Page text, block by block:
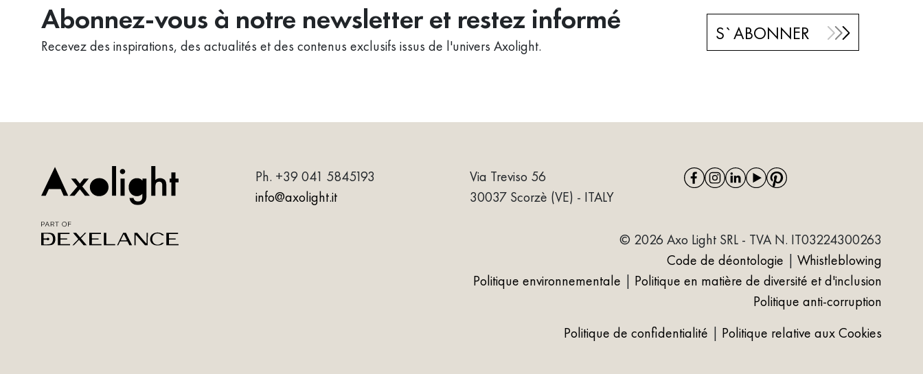
Abonnez-vous à notre newsletter et restez informé
Recevez des inspirations, des actualités et des contenus exclusifs issus de l'univers Axolight.
S`ABONNER
Ph. +39 041 5845193
info@axolight.it
Via Treviso 56
30037 Scorzè (VE) - ITALY
© 2026 Axo Light SRL - TVA N. IT03224300263
Code de déontologie | Whistleblowing
Politique environnementale | Politique en matière de diversité et d'inclusion
Politique anti-corruption
Politique de confidentialité | Politique relative aux Cookies